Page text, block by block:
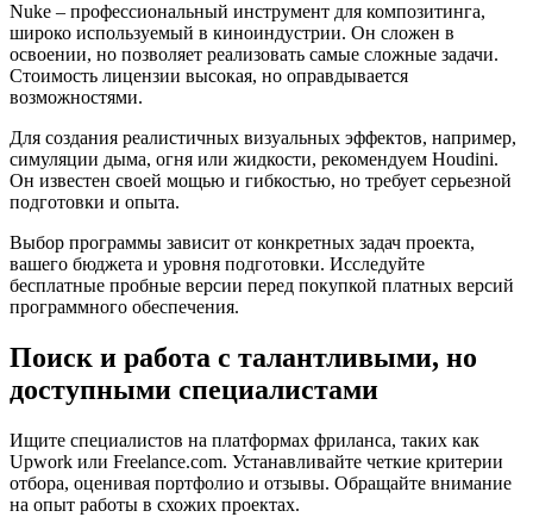
Nuke – профессиональный инструмент для композитинга,
широко используемый в киноиндустрии. Он сложен в
освоении, но позволяет реализовать самые сложные задачи.
Стоимость лицензии высокая, но оправдывается
возможностями.
Для создания реалистичных визуальных эффектов, например,
симуляции дыма, огня или жидкости, рекомендуем Houdini.
Он известен своей мощью и гибкостью, но требует серьезной
подготовки и опыта.
Выбор программы зависит от конкретных задач проекта,
вашего бюджета и уровня подготовки. Исследуйте
бесплатные пробные версии перед покупкой платных версий
программного обеспечения.
Поиск и работа с талантливыми, но
доступными специалистами
Ищите специалистов на платформах фриланса, таких как
Upwork или Freelance.com. Устанавливайте четкие критерии
отбора, оценивая портфолио и отзывы. Обращайте внимание
на опыт работы в схожих проектах.